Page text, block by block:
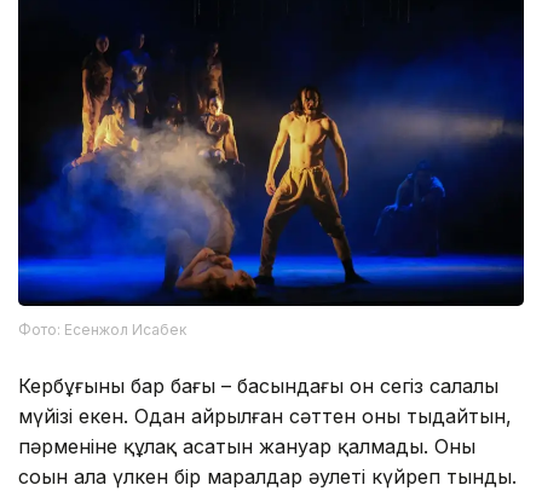
Фото: Есенжол Исабек
Кербұғының бар бағы – басындағы он сегіз салалы
мүйізі екен. Одан айрылған сәттен оны тыңдайтын,
пәрменіне құлақ асатын жануар қалмады. Оның
соңын ала үлкен бір маралдар әулеті күйреп тынды.